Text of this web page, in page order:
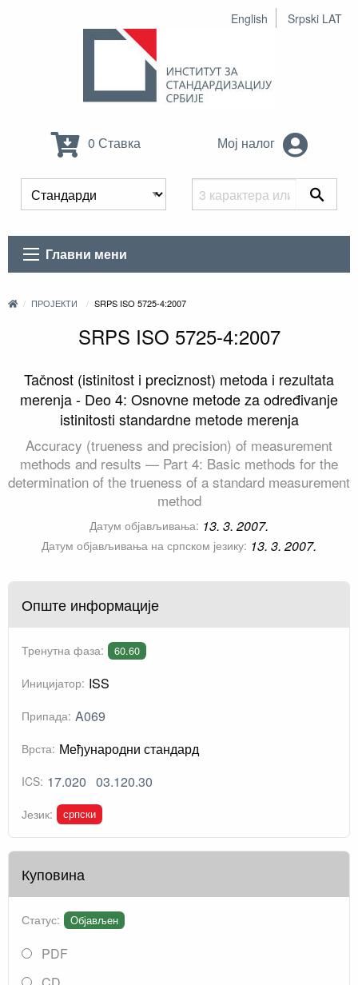
English Srpski LAT
0 Ставка Мој налог
Главни мени
ПРОЈЕКТИ SRPS ISO 5725-4:2007
SRPS ISO 5725-4:2007
Tačnost (istinitost i preciznost) metoda i rezultata
merenja - Deo 4: Osnovne metode za određivanje
istinitosti standardne metode merenja
Accuracy (trueness and precision) of measurement
methods and results — Part 4: Basic methods for the
determination of the trueness of a standard measurement
method
Датум објављивања: 13. 3. 2007.
Датум објављивања на српском језику: 13. 3. 2007.
Опште информације
Тренутна фаза: 60.60
Иницијатор: ISS
Припада: A069
Врста: Међународни стандард
ICS: 17.020 03.120.30
Језик: српски
Куповина
Статус: Објављен
PDF